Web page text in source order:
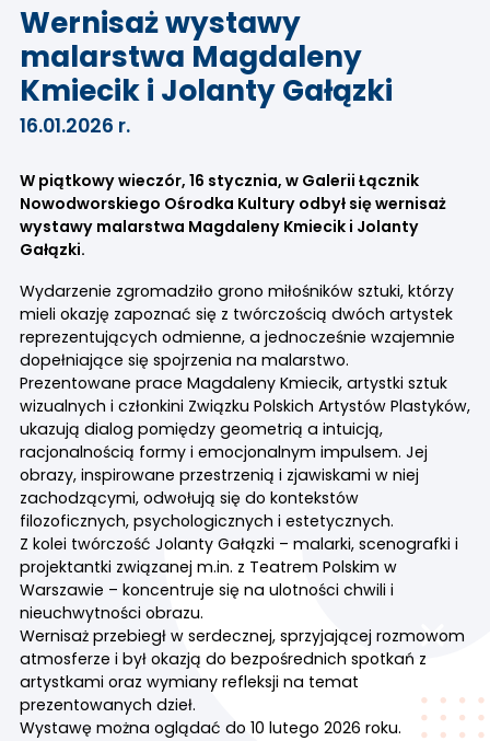
Wernisaż wystawy
malarstwa Magdaleny
Kmiecik i Jolanty Gałązki
16.01.2026 r.
W piątkowy wieczór, 16 stycznia, w Galerii Łącznik
Nowodworskiego Ośrodka Kultury odbył się wernisaż
wystawy malarstwa Magdaleny Kmiecik i Jolanty
Gałązki.
Wydarzenie zgromadziło grono miłośników sztuki, którzy
mieli okazję zapoznać się z twórczością dwóch artystek
reprezentujących odmienne, a jednocześnie wzajemnie
dopełniające się spojrzenia na malarstwo.
Prezentowane prace Magdaleny Kmiecik, artystki sztuk
wizualnych i członkini Związku Polskich Artystów Plastyków,
ukazują dialog pomiędzy geometrią a intuicją,
racjonalnością formy i emocjonalnym impulsem. Jej
obrazy, inspirowane przestrzenią i zjawiskami w niej
zachodzącymi, odwołują się do kontekstów
filozoficznych, psychologicznych i estetycznych.
Z kolei twórczość Jolanty Gałązki – malarki, scenografki i
projektantki związanej m.in. z Teatrem Polskim w
Warszawie – koncentruje się na ulotności chwili i
nieuchwytności obrazu.
Wernisaż przebiegł w serdecznej, sprzyjającej rozmowom
atmosferze i był okazją do bezpośrednich spotkań z
artystkami oraz wymiany refleksji na temat
prezentowanych dzieł.
Wystawę można oglądać do 10 lutego 2026 roku.